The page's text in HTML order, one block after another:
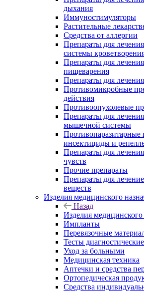
дыхания
Иммуностимуляторы
Растительные
Средства от аллергии
Препараты для
системы
Препараты для
пищеварения
Препараты для
Противомикробные
действия
Противоопухолевые
Препараты для
мышечной системы
Противопаразитарные
инсектициды и
Препараты для
чувств
Прочие препараты
Препараты для
веществ
Изделия медицинского
Назад
Изделия медицинского
Импланты
Перевязочные
Тесты диагностические
Уход за больными
Медицинская техника
Аптечки и средства
Ортопедическая
Средства